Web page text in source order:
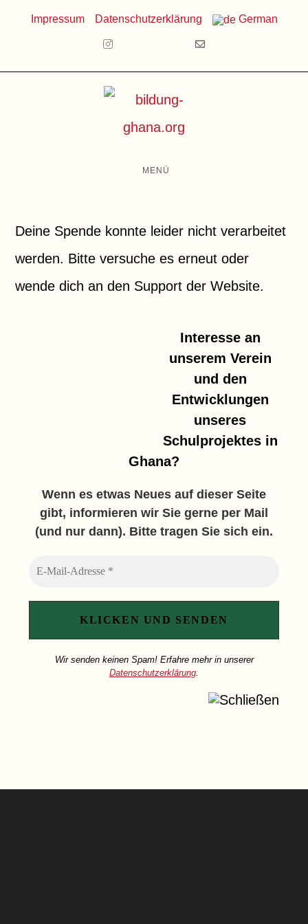
Impressum Datenschutzerklärung German
MENÜ
Deine Spende konnte leider nicht verarbeitet
werden. Bitte versuche es erneut oder
wende dich an den Support der Website.
Interesse an
unserem Verein
und den
Entwicklungen
unseres
Schulprojektes in
Ghana?
Wenn es etwas Neues auf dieser Seite
gibt, informieren wir Sie gerne per Mail
(und nur dann). Bitte tragen Sie sich ein.
Wir senden keinen Spam! Erfahre mehr in unserer
Datenschutzerklärung